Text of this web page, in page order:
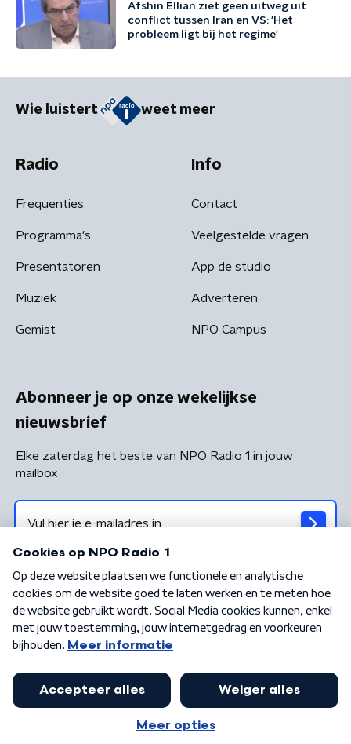
Afshin Ellian ziet geen uitweg uit
conflict tussen Iran en VS: 'Het
probleem ligt bij het regime'
Wie luistert weet meer
Radio
Frequenties
Programma's
Presentatoren
Muziek
Gemist
Info
Contact
Veelgestelde vragen
App de studio
Adverteren
NPO Campus
Abonneer je op onze wekelijkse
nieuwsbrief
Elke zaterdag het beste van NPO Radio 1 in jouw
mailbox
Algemene voorwaarden